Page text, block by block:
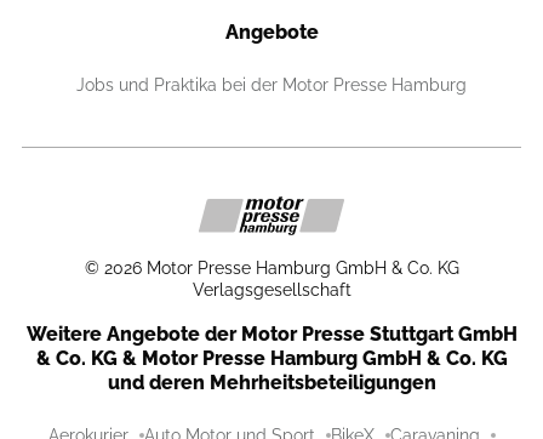
Angebote
Jobs und Praktika bei der Motor Presse Hamburg
© 2026 Motor Presse Hamburg GmbH & Co. KG
Verlagsgesellschaft
Weitere Angebote der Motor Presse Stuttgart GmbH
& Co. KG & Motor Presse Hamburg GmbH & Co. KG
und deren Mehrheitsbeteiligungen